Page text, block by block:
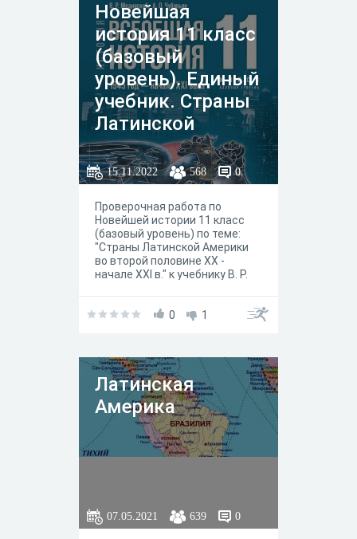
Новейшая
история 11 класс
(базовый
уровень). Единый
учебник. Страны
Латинской
Америки во
второй половине
ХХ - начале XXI в.
15.11.2022 568 0
Проверочная работа по
Новейшей истории 11 класс
(базовый уровень) по теме:
"Страны Латинской Америки
во второй половине ХХ -
начале XXI в." к учебнику В. Р.
год.
0 1
Латинская
Америка
07.05.2021 639 0